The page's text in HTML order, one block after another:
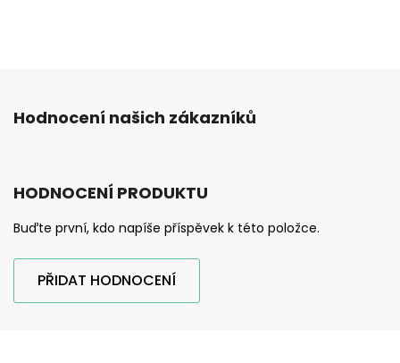
Hodnocení našich zákazníků
HODNOCENÍ PRODUKTU
Buďte první, kdo napíše příspěvek k této položce.
PŘIDAT HODNOCENÍ